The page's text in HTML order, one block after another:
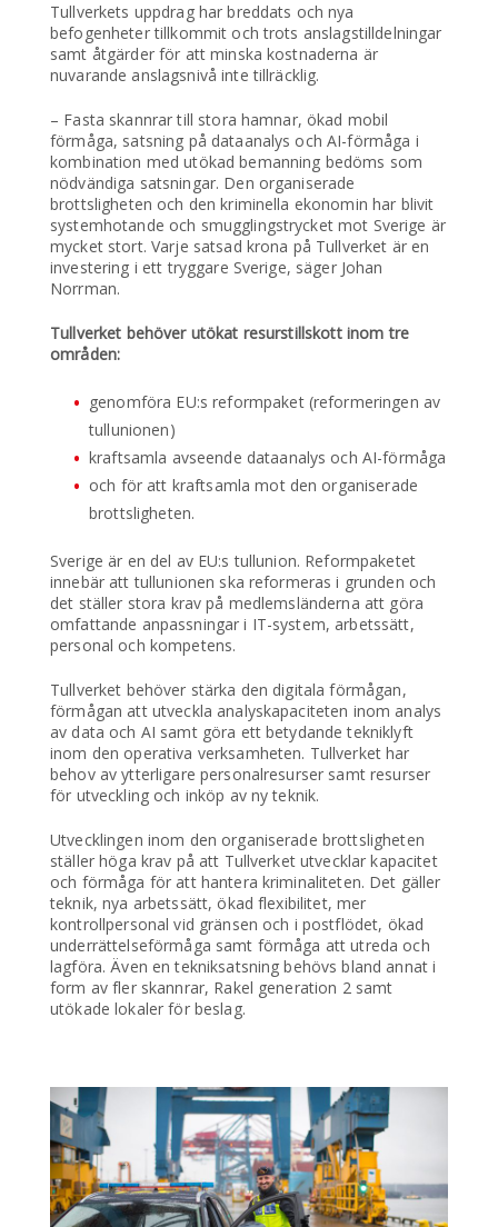
Tullverkets uppdrag har breddats och nya
befogenheter tillkommit och trots anslagstilldelningar
samt åtgärder för att minska kostnaderna är
nuvarande anslagsnivå inte tillräcklig.
– Fasta skannrar till stora hamnar, ökad mobil
förmåga, satsning på dataanalys och AI-förmåga i
kombination med utökad bemanning bedöms som
nödvändiga satsningar. Den organiserade
brottsligheten och den kriminella ekonomin har blivit
systemhotande och smugglingstrycket mot Sverige är
mycket stort. Varje satsad krona på Tullverket är en
investering i ett tryggare Sverige, säger Johan
Norrman.
Tullverket behöver utökat resurstillskott inom tre
områden:
genomföra EU:s reformpaket (reformeringen av
tullunionen)
kraftsamla avseende dataanalys och AI-förmåga
och för att kraftsamla mot den organiserade
brottsligheten.
Sverige är en del av EU:s tullunion. Reformpaketet
innebär att tullunionen ska reformeras i grunden och
det ställer stora krav på medlemsländerna att göra
omfattande anpassningar i IT-system, arbetssätt,
personal och kompetens.
Tullverket behöver stärka den digitala förmågan,
förmågan att utveckla analyskapaciteten inom analys
av data och AI samt göra ett betydande tekniklyft
inom den operativa verksamheten. Tullverket har
behov av ytterligare personalresurser samt resurser
för utveckling och inköp av ny teknik.
Utvecklingen inom den organiserade brottsligheten
ställer höga krav på att Tullverket utvecklar kapacitet
och förmåga för att hantera kriminaliteten. Det gäller
teknik, nya arbetssätt, ökad flexibilitet, mer
kontrollpersonal vid gränsen och i postflödet, ökad
underrättelseförmåga samt förmåga att utreda och
lagföra. Även en tekniksatsning behövs bland annat i
form av fler skannrar, Rakel generation 2 samt
utökade lokaler för beslag.